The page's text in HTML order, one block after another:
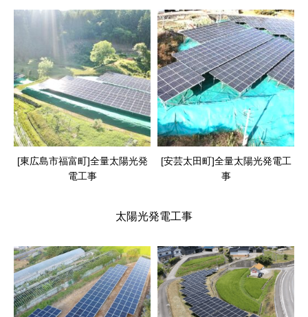
[東広島市福富町]全量太陽光発
電工事
[安芸太田町]全量太陽光発電工
事
太陽光発電工事